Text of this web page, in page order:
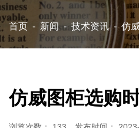
首页 - 新闻 - 技术资讯 - 仿
仿威图柜选购